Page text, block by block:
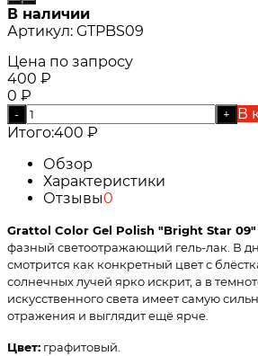
В наличии
Артикул: GTPBS09
Цена по запросу
400 ₽
0 ₽
- +
В
Итого:400 ₽
Обзор
Характеристики
Отзывы0
Grattol Color Gel Polish "Bright Star 09"
фазный светоотражающий гель-лак. В
смотрится как конкретный цвет с
солнечных лучей ярко искрит, а в
искусственного света имеет самую
отражения и выглядит ещё ярче.
Цвет: графитовый.